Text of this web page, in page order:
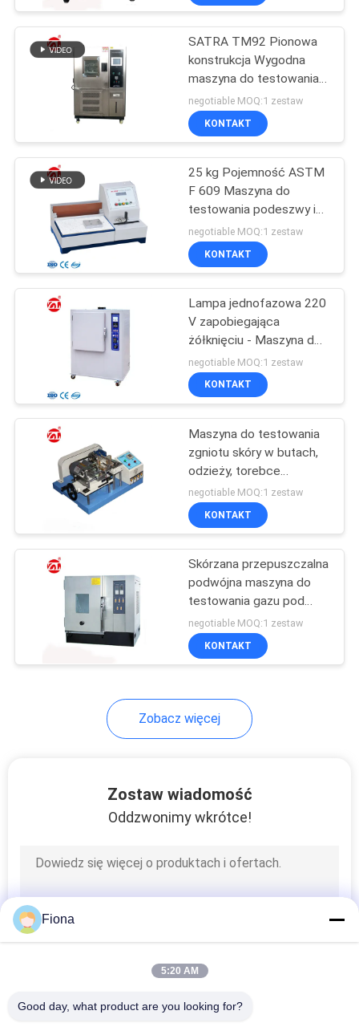
VR
SHOW
SITEMAP
PRIVACY
POLICY
SATRA TM92 Pionowa
konstrukcja Wygodna
maszyna do testowania
temperatury obuwia
negotiable MOQ:1 zestaw
KONTAKT
25 kg Pojemność ASTM
F 609 Maszyna do
testowania podeszwy i
pięty z ograniczonym
poślizgiem
negotiable MOQ:1 zestaw
KONTAKT
Lampa jednofazowa 220
V zapobiegająca
żółknięciu - Maszyna do
badania przebarwień typu
negotiable MOQ:1 zestaw
KONTAKT
Maszyna do testowania
zgniotu skóry w butach,
odzieży, torebce
bagażowej
negotiable MOQ:1 zestaw
KONTAKT
Skórzana przepuszczalna
podwójna maszyna do
testowania gazu pod
kątem temperatury i
wilgotności
negotiable MOQ:1 zestaw
KONTAKT
Zobacz więcej
Zostaw wiadomość
Oddzwonimy wkrótce!
Fiona
5:20 AM
Good day, what product are you looking for?